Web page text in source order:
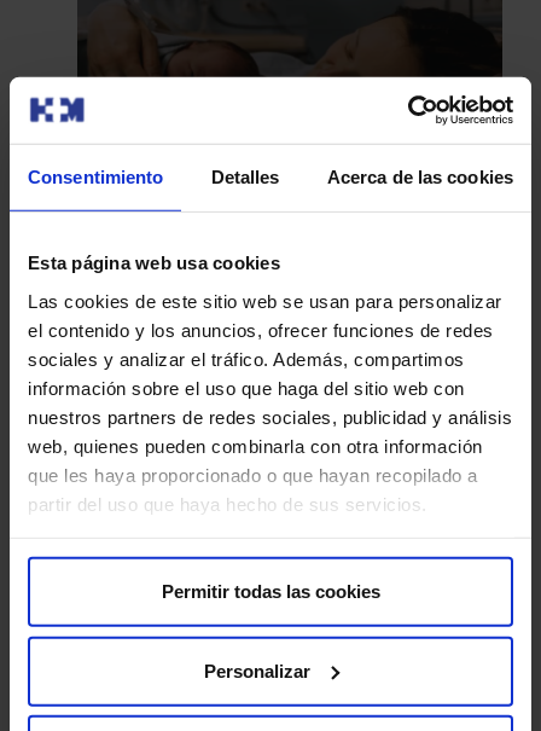
Consentimiento Detalles Acerca de las cookies
Esta página web usa cookies
Las cookies de este sitio web se usan para personalizar
el contenido y los anuncios, ofrecer funciones de redes
sociales y analizar el tráfico. Además, compartimos
información sobre el uso que haga del sitio web con
nuestros partners de redes sociales, publicidad y análisis
web, quienes pueden combinarla con otra información
que les haya proporcionado o que hayan recopilado a
partir del uso que haya hecho de sus servicios.
Permitir todas las cookies
Personalizar
HM Fertility Center
HM Fertility Center
At HM Fertility Center, we understand how important the
journey to parenthood is for you. We provide custom
solutions and state-of-the-art reproductive technologies to